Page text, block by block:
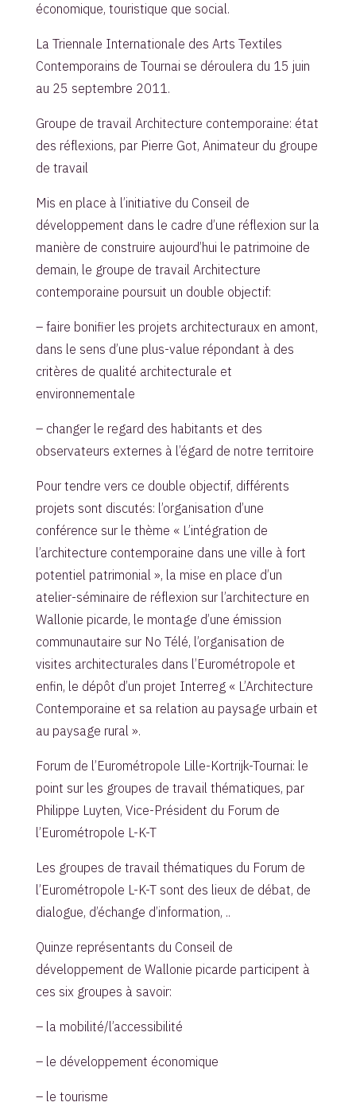
économique, touristique que social.
La Triennale Internationale des Arts Textiles
Contemporains de Tournai se déroulera du 15 juin
au 25 septembre 2011.
Groupe de travail Architecture contemporaine: état
des réflexions, par Pierre Got, Animateur du groupe
de travail
Mis en place à l’initiative du Conseil de
développement dans le cadre d’une réflexion sur la
manière de construire aujourd’hui le patrimoine de
demain, le groupe de travail Architecture
contemporaine poursuit un double objectif:
– faire bonifier les projets architecturaux en amont,
dans le sens d’une plus-value répondant à des
critères de qualité architecturale et
environnementale
– changer le regard des habitants et des
observateurs externes à l’égard de notre territoire
Pour tendre vers ce double objectif, différents
projets sont discutés: l’organisation d’une
conférence sur le thème « L’intégration de
l’architecture contemporaine dans une ville à fort
potentiel patrimonial », la mise en place d’un
atelier-séminaire de réflexion sur l’architecture en
Wallonie picarde, le montage d’une émission
communautaire sur No Télé, l’organisation de
visites architecturales dans l’Eurométropole et
enfin, le dépôt d’un projet Interreg « L’Architecture
Contemporaine et sa relation au paysage urbain et
au paysage rural ».
Forum de l’Eurométropole Lille-Kortrijk-Tournai: le
point sur les groupes de travail thématiques, par
Philippe Luyten, Vice-Président du Forum de
l’Eurométropole L-K-T
Les groupes de travail thématiques du Forum de
l’Eurométropole L-K-T sont des lieux de débat, de
dialogue, d’échange d’information, ..
Quinze représentants du Conseil de
développement de Wallonie picarde participent à
ces six groupes à savoir:
– la mobilité/l’accessibilité
– le développement économique
– le tourisme